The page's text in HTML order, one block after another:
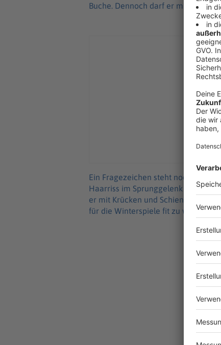
Buche. Dennoch darf er mit nach
Ein Fragezeichen steht noch hinter
Haarriss im Sprunggelenk
er mit Krücken und Schiene um das
für die Winterspiele fit zu werden.